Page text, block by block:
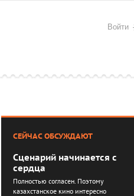
Войти
СЕЙЧАС ОБСУЖДАЮТ
Сценарий начинается с
сердца
Полностью согласен. Поэтому
казахстанское кино интересно